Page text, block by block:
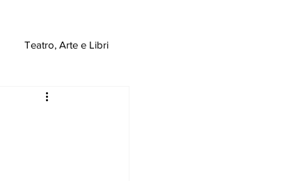
Teatro, Arte e Libri